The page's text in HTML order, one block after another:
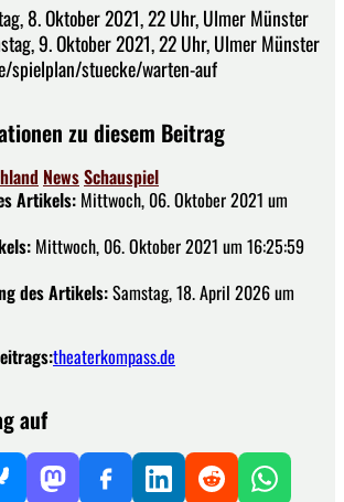
8. Oktober 2021, 22 Uhr, Ulmer Münster
9. Oktober 2021, 22 Uhr, Ulmer Münster
spielplan/stuecke/warten-auf
zu diesem Beitrag
NewsSchauspiel
Artikels: Mittwoch, 06. Oktober 2021 um
Mittwoch, 06. Oktober 2021 um 16:25:59
des Artikels:Samstag, 18. April 2026 um
theaterkompass.de
auf